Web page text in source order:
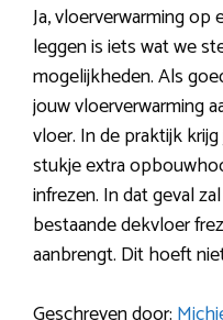
Ja, vloerverwarming
leggen is iets wat we
mogelijkheden. Als
jouw vloerverwarming
vloer. In de praktijk
stukje extra
infrezen. In dat geval
bestaande dekvloer
aanbrengt. Dit hoeft